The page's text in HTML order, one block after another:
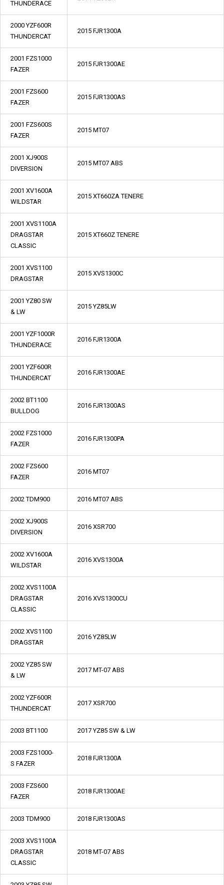
THUNDERACE
2000 YZF600R
THUNDERCAT
2015 FJR1300A
2001 FZS1000
FAZER
2015 FJR1300AE
2001 FZS600
FAZER
2015 FJR1300AS
2001 FZS600S
FAZER
2015 MT07
2001 XJ900S
DIVERSION
2015 MT07 ABS
2001 XV1600A
WILDSTAR
2015 XT660ZA TENERE
2001 XVS1100A
DRAGSTAR
CLASSIC
2015 XT660Z TENERE
2001 XVS1100
DRAGSTAR
2015 XVS1300C
2001 YZ80 SW
& LW
2015 YZ85LW
2001 YZF1000R
THUNDERACE
2016 FJR1300A
2001 YZF600R
THUNDERCAT
2016 FJR1300AE
2002 BT1100
BULLDOG
2016 FJR1300AS
2002 FZS1000
FAZER
2016 FJR1300PA
2002 FZS600
FAZER
2016 MT07
2002 TDM900 2016 MT07 ABS
2002 XJ900S
DIVERSION
2016 XSR700
2002 XV1600A
WILDSTAR
2016 XVS1300A
2002 XVS1100A
DRAGSTAR
CLASSIC
2016 XVS1300CU
2002 XVS1100
DRAGSTAR
2016 YZ85LW
2002 YZ85 SW
& LW
2017 MT-07 ABS
2002 YZF600R
THUNDERCAT
2017 XSR700
2003 BT1100 2017 YZ85 SW & LW
2003 FZS1000-
S FAZER
2018 FJR1300A
2003 FZS600
FAZER
2018 FJR1300AE
2003 TDM900 2018 FJR1300AS
2003 XVS1100A
DRAGSTAR
CLASSIC
2018 MT-07 ABS